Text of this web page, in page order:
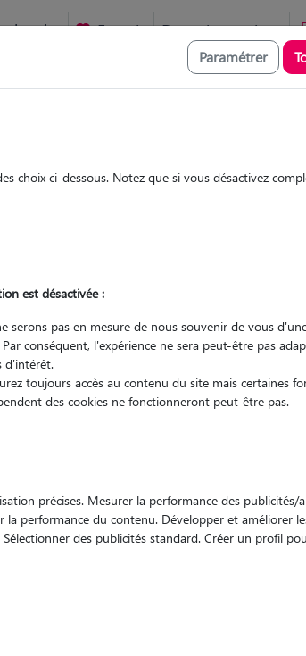
Favoris Devenir pet sitter
Pet Sitter
Sitter Visites
Visites
Pour quel animal ?
Trouver mon Pet Sitter
Paramétrer
choix ci-dessous. Notez que si vous désactivez
est désactivée :
serons pas en mesure de nous souvenir de vous
conséquent, l'expérience ne sera peut-être pas
d'intérêt.
toujours accès au contenu du site mais certaines
des cookies ne fonctionneront peut-être pas.
précises. Mesurer la performance des publicités/
la performance du contenu. Développer et améliorer
des publicités standard. Créer un profil